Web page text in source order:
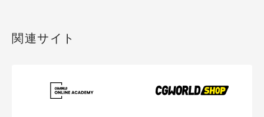
関連サイト